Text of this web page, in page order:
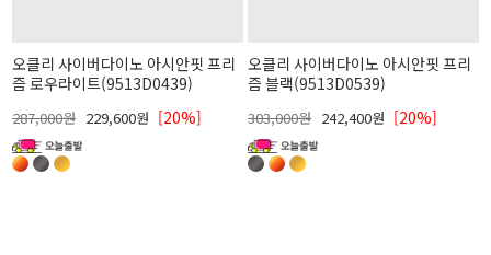
오클리 사이버다이노 아시안핏 프리
즘 로우라이트(9513D0439)
287,000원 229,600원 [20%]
오클리 사이버다이노 아시안핏 프리
즘 블랙(9513D0539)
303,000원 242,400원 [20%]